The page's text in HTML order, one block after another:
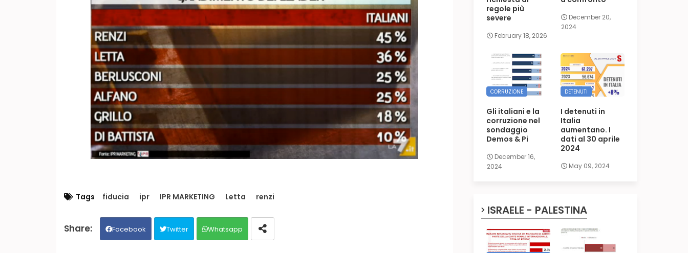
Tags fiducia ipr IPR MARKETING Letta renzi
Facebook Twitter Whatsapp
regole più
severe
February 18, 2026
December 20,
2024
CORRUZIONE
Gli italiani e la
corruzione nel
sondaggio
Demos & Pi
December 16,
2024
DETENUTI
I detenuti in
Italia
aumentano. I
dati al 30 aprile
2024
May 09, 2024
ISRAELE - PALESTINA